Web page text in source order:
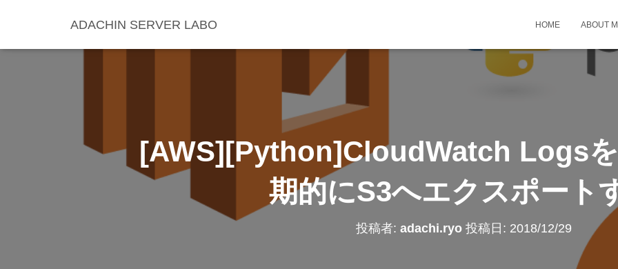
ADACHIN SERVER LABO HOME ABOUT
[AWS][Python]CloudWatch Logs
期的にS3へエクスポート
投稿者: adachi.ryo投稿日: 2018/12/29